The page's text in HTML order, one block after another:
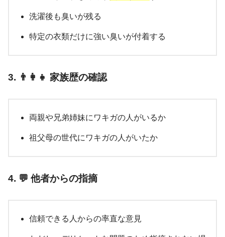
洗濯後も臭いが残る
特定の衣類だけに強い臭いが付着する
3. 👨‍👩‍👧 家族歴の確認
両親や兄弟姉妹にワキガの人がいるか
祖父母の世代にワキガの人がいたか
4. 💬 他者からの指摘
信頼できる人からの率直な意見